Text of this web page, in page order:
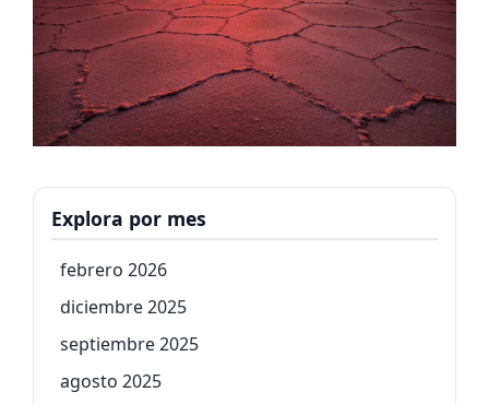
Explora por mes
febrero 2026
diciembre 2025
septiembre 2025
agosto 2025